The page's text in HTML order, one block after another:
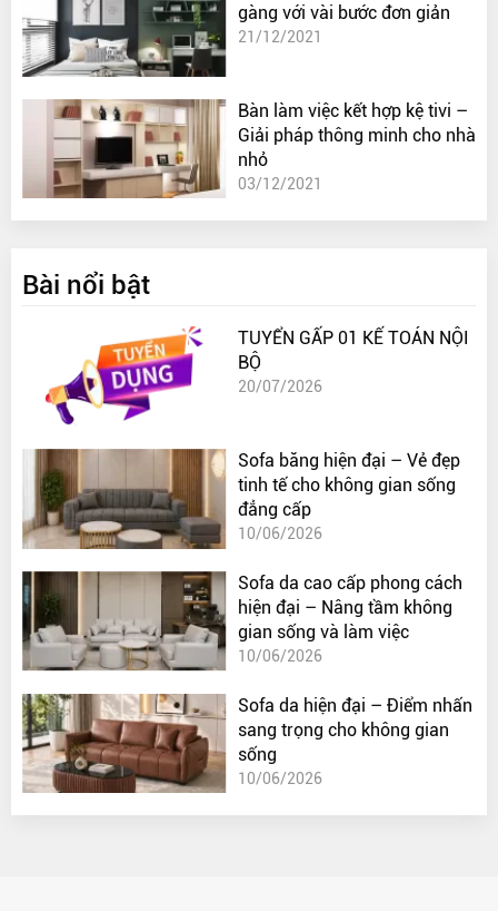
gàng với vài bước đơn giản
21/12/2021
Bàn làm việc kết hợp kệ tivi –
Giải pháp thông minh cho nhà
nhỏ
03/12/2021
Bài nổi bật
TUYỂN GẤP 01 KẾ TOÁN NỘI
BỘ
20/07/2026
Sofa băng hiện đại – Vẻ đẹp
tinh tế cho không gian sống
đẳng cấp
10/06/2026
Sofa da cao cấp phong cách
hiện đại – Nâng tầm không
gian sống và làm việc
10/06/2026
Sofa da hiện đại – Điểm nhấn
sang trọng cho không gian
sống
10/06/2026